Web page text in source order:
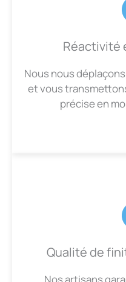
Réactivité
Nous nous
et vous
précise en
Qualité de